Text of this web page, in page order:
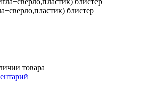
блистер
товара